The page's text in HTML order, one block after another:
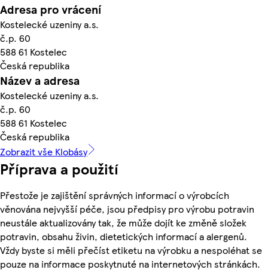
Adresa pro vrácení
Kostelecké uzeniny a.s.
č.p. 60
588 61 Kostelec
Česká republika
Název a adresa
Kostelecké uzeniny a.s.
č.p. 60
588 61 Kostelec
Česká republika
Zobrazit vše Klobásy
Příprava a použití
Přestože je zajištění správných informací o výrobcích
věnována nejvyšší péče, jsou předpisy pro výrobu potravin
neustále aktualizovány tak, že může dojít ke změně složek
potravin, obsahu živin, dietetických informací a alergenů.
Vždy byste si měli přečíst etiketu na výrobku a nespoléhat se
pouze na informace poskytnuté na internetových stránkách.